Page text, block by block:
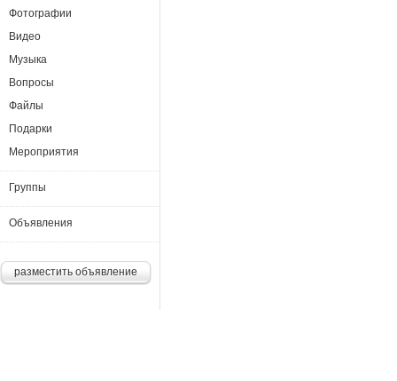
Фотографии
Видео
Музыка
Вопросы
Файлы
Подарки
Мероприятия
Группы
Объявления
разместить объявление